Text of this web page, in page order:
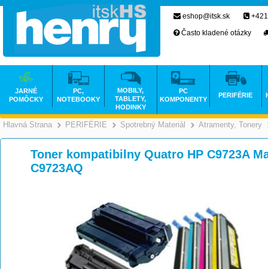
Hlavná Strana >
PERIFÉRIE >
Spotrebný Materiál >
Atramenty, Tonery
Toner kompatibilny Quatro HP C9723A
C9723AQ
eshop@itsk.sk
Často kladené otázky
JARNÉ
POMÔCKY
PC,
NOTEBOOKY
MOBILY,
TABLETY,
HODINKY
PC
KOMPONENTY
PERIFÉRIE